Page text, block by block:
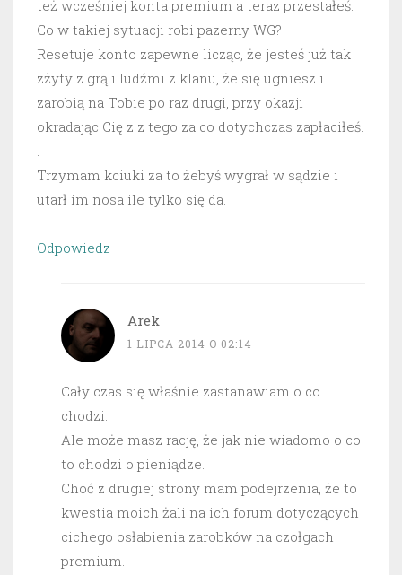
też wcześniej konta premium a teraz przestałeś.
Co w takiej sytuacji robi pazerny WG?
Resetuje konto zapewne licząc, że jesteś już tak
zżyty z grą i ludźmi z klanu, że się ugniesz i
zarobią na Tobie po raz drugi, przy okazji
okradając Cię z z tego za co dotychczas zapłaciłeś.
.
Trzymam kciuki za to żebyś wygrał w sądzie i
utarł im nosa ile tylko się da.
Odpowiedz
Arek
1 LIPCA 2014 O 02:14
Cały czas się właśnie zastanawiam o co
chodzi.
Ale może masz rację, że jak nie wiadomo o co
to chodzi o pieniądze.
Choć z drugiej strony mam podejrzenia, że to
kwestia moich żali na ich forum dotyczących
cichego osłabienia zarobków na czołgach
premium.